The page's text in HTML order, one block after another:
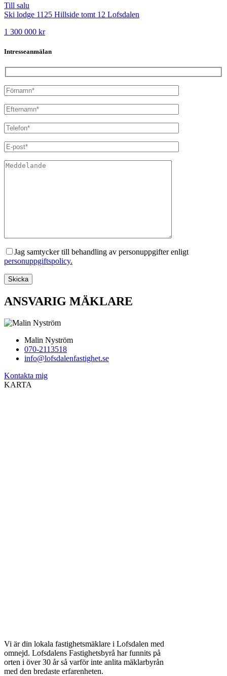
Till salu
Ski lodge 1125 Hillside tomt 12 Lofsdalen
1 300 000 kr
Intresseanmälan
Jag samtycker till behandling av personuppgifter enligt
personuppgiftspolicy.
ANSVARIG MÄKLARE
Malin Nyström
070-2113518
info@lofsdalenfastighet.se
Kontakta mig
KARTA
Vi är din lokala fastighetsmäklare i Lofsdalen med
omnejd. Lofsdalens Fastighetsbyrå har funnits på
orten i över 30 år så varför inte anlita mäklarbyrån
med den bredaste erfarenheten.